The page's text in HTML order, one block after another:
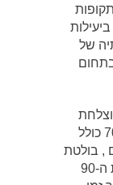
של
בתחום
של עולי ברית המועצות בשנות ה – 70 כולל
, בולטת
בקליטתם התעסוקתית של עולי שנות ה-90